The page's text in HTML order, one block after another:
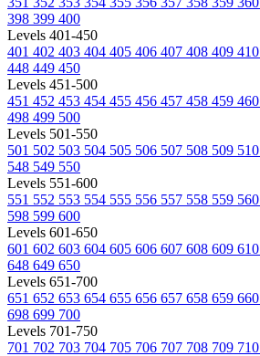
398 399 400
Levels 401-450
401 402 403 404 405 406 407 408 409 410
448 449 450
Levels 451-500
451 452 453 454 455 456 457 458 459 460
498 499 500
Levels 501-550
501 502 503 504 505 506 507 508 509 510
548 549 550
Levels 551-600
551 552 553 554 555 556 557 558 559 560
598 599 600
Levels 601-650
601 602 603 604 605 606 607 608 609 610
648 649 650
Levels 651-700
651 652 653 654 655 656 657 658 659 660
698 699 700
Levels 701-750
701 702 703 704 705 706 707 708 709 710